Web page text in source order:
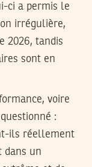
ci a permis le
irrégulière,
2026, tandis
sont en
voire
:
ils réellement
dans un